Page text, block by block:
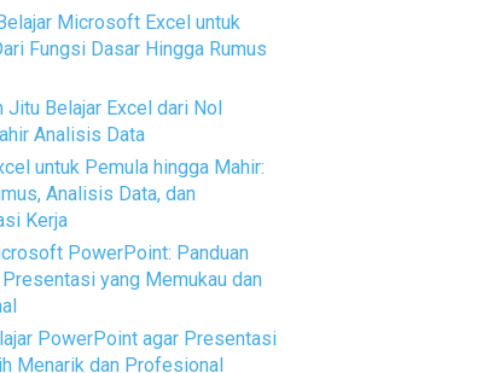
Microsoft Excel untuk
Fungsi Dasar Hingga Rumus
Jitu Belajar Excel dari Nol
Analisis Data
untuk Pemula hingga Mahir:
Analisis Data, dan
Kerja
PowerPoint: Panduan
yang Memukau dan
PowerPoint agar Presentasi
Menarik dan Profesional